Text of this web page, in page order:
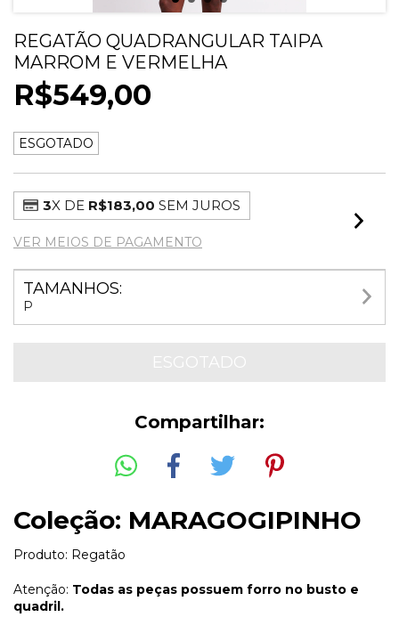
REGATÃO QUADRANGULAR TAIPA
MARROM E VERMELHA
R$549,00
ESGOTADO
3X DE R$183,00 SEM JUROS
VER MEIOS DE PAGAMENTO
TAMANHOS:
P
Compartilhar:
Coleção: MARAGOGIPINHO
Produto: Regatão
Atenção: Todas as peças possuem forro no busto e
quadril.